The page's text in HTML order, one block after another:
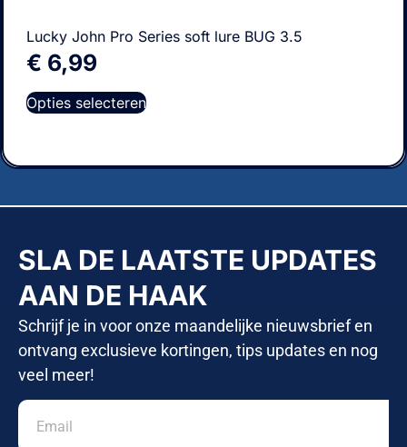
Lucky John Pro Series soft lure BUG 3.5
€ 6,99
Opties selecteren
SLA DE LAATSTE UPDATES
AAN DE HAAK
Schrijf je in voor onze maandelijke nieuwsbrief en
ontvang exclusieve kortingen, tips updates en nog
veel meer!